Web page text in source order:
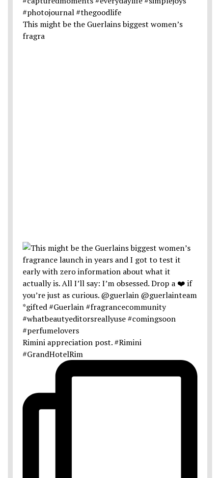
This might be the Guerlains biggest women’s
fragra
Rimini appreciation post. #Rimini
#GrandHotelRim